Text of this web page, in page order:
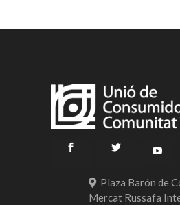
Plaza Barón de
Mercat Russafa